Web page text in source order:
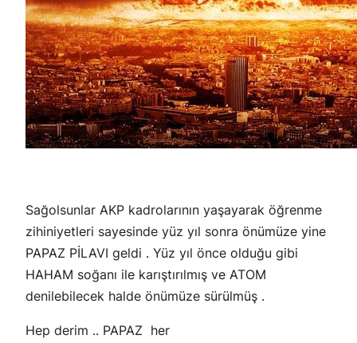
Sağolsunlar AKP kadrolarının yaşayarak öğrenme
zihiniyetleri sayesinde yüz yıl sonra önümüze yine
PAPAZ PİLAVI geldi . Yüz yıl önce olduğu gibi
HAHAM soğanı ile karıştırılmış ve ATOM
denilebilecek halde önümüze sürülmüş .
Hep derim .. PAPAZ her